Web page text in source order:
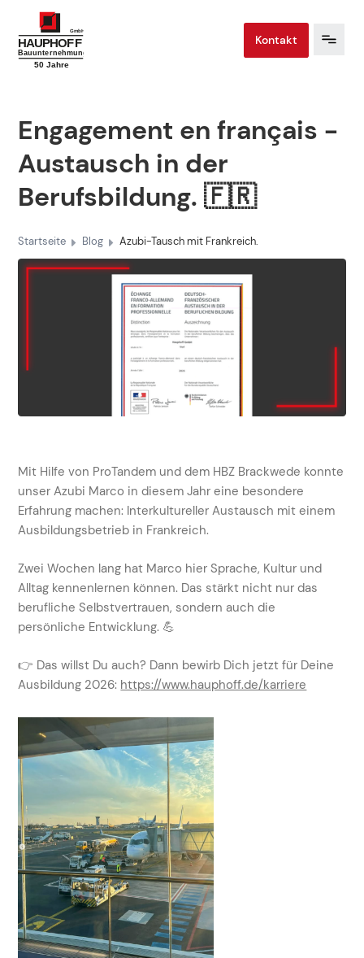
Kontakt
Engagement en français -
Austausch in der
Berufsbildung. 🇫🇷
Startseite Blog Azubi-Tausch mit Frankreich.
Mit Hilfe von ProTandem und dem HBZ Brackwede konnte
unser Azubi Marco in diesem Jahr eine besondere
Erfahrung machen: Interkultureller Austausch mit einem
Ausbildungsbetrieb in Frankreich.
Zwei Wochen lang hat Marco hier Sprache, Kultur und
Alltag kennenlernen können. Das stärkt nicht nur das
berufliche Selbstvertrauen, sondern auch die
persönliche Entwicklung. 💪
👉 Das willst Du auch? Dann bewirb Dich jetzt für Deine
Ausbildung 2026: https://www.hauphoff.de/karriere